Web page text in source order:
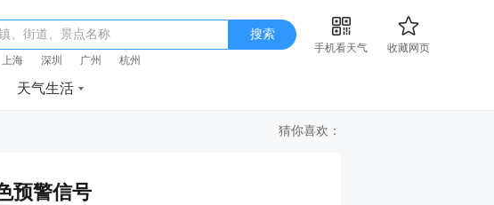
、街道、景点名称 搜索
手机看天气
收藏网页
上海 深圳 广州 杭州
天气生活
猜你喜欢：
预警信号